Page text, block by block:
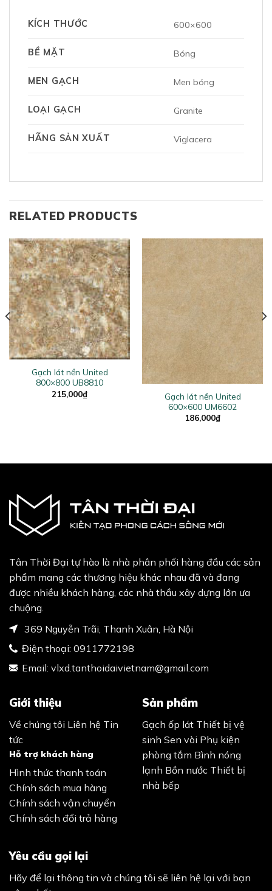
KÍCH THƯỚC 600×600
BỀ MẶT Bóng
MEN GẠCH Men bóng
LOẠI GẠCH Granite
HÃNG SẢN XUẤT Viglacera
RELATED PRODUCTS
Gạch lát nền United
800×800 UB8810
215,000₫
Gạch lát nền United
600×600 UM6602
186,000₫
Tân Thời Đại tự hào là nhà phân phối hàng đầu các sản
phẩm mang các thương hiệu khác nhau đã và đang
được nhiều khách hàng, các nhà thầu xây dựng lớn ưa
chuộng.
369 Nguyễn Trãi, Thanh Xuân, Hà Nội
Điện thoại: 0911772198
Email: vlxd.tanthoidaivietnam@gmail.com
Giới thiệu
Về chúng tôi Liên hệ Tin
tức
Hỗ trợ khách hàng
Hình thức thanh toán
Chính sách mua hàng
Chính sách vận chuyển
Chính sách đổi trả hàng
Sản phẩm
Gạch ốp lát Thiết bị vệ
sinh Sen vòi Phụ kiện
phòng tắm Bình nóng
lạnh Bồn nước Thiết bị
nhà bếp
Yêu cầu gọi lại
Hãy để lại thông tin và chúng tôi sẽ liên hệ lại với bạn